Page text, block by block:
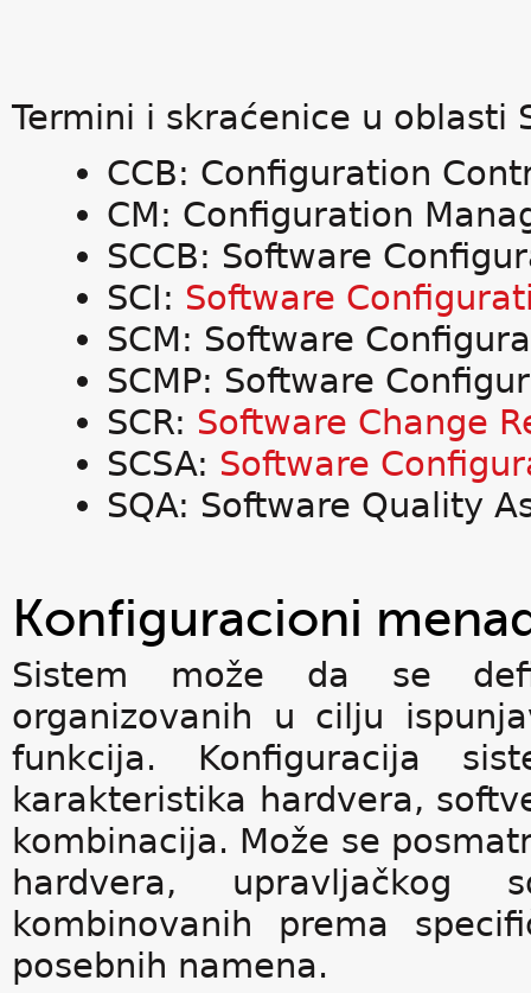
Termini i skraćenice u oblasti
CCB: Configuration
CM: Configuration
SCCB: Software
SCI: Software
SCM: Software
SCMP: Software
SCR: Software Change
SCSA: Software
SQA: Software Quality
Konfiguracioni
Sistem može da se
organizovanih u cilju
funkcija. Konfiguracija
karakteristika hardvera,
kombinacija. Može se
hardvera, upravljačkog
kombinovanih prema
posebnih namena.